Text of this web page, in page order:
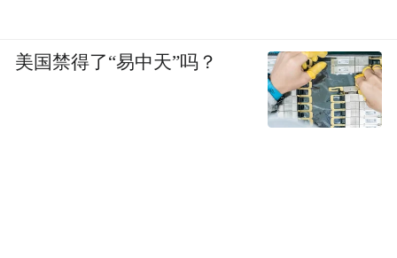
美国禁得了“易中天”吗？